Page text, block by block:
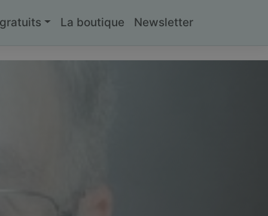
La boutique Newsletter